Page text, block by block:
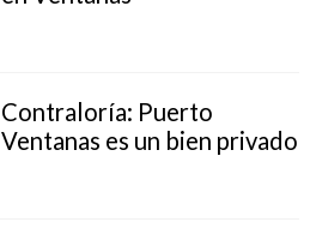
Contraloría: Puerto
Ventanas es un bien privado